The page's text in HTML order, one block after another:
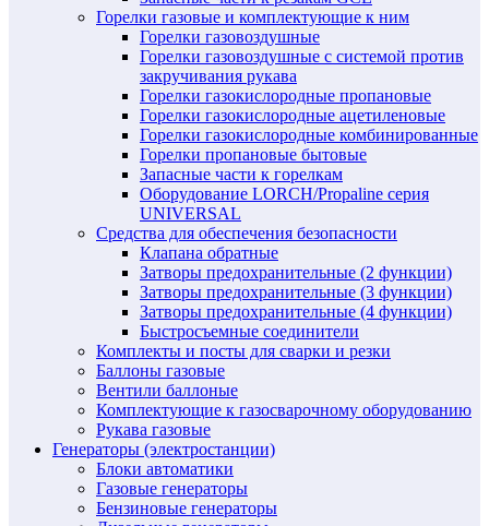
Горелки газовые и комплектующие к ним
Горелки газовоздушные
Горелки газовоздушные с системой против
закручивания рукава
Горелки газокислородные пропановые
Горелки газокислородные ацетиленовые
Горелки газокислородные комбинированные
Горелки пропановые бытовые
Запасные части к горелкам
Оборудование LORCH/Propaline серия
UNIVERSAL
Средства для обеспечения безопасности
Клапана обратные
Затворы предохранительные (2 функции)
Затворы предохранительные (3 функции)
Затворы предохранительные (4 функции)
Быстросъемные соединители
Комплекты и посты для сварки и резки
Баллоны газовые
Вентили баллоные
Комплектующие к газосварочному оборудованию
Рукава газовые
Генераторы (электростанции)
Блоки автоматики
Газовые генераторы
Бензиновые генераторы